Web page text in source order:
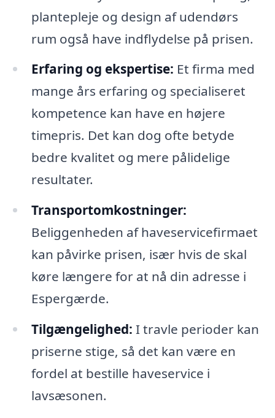
plantepleje og design af udendørs
rum også have indflydelse på prisen.
Erfaring og ekspertise: Et firma med
mange års erfaring og specialiseret
kompetence kan have en højere
timepris. Det kan dog ofte betyde
bedre kvalitet og mere pålidelige
resultater.
Transportomkostninger:
Beliggenheden af haveservicefirmaet
kan påvirke prisen, især hvis de skal
køre længere for at nå din adresse i
Espergærde.
Tilgængelighed: I travle perioder kan
priserne stige, så det kan være en
fordel at bestille haveservice i
lavsæsonen.